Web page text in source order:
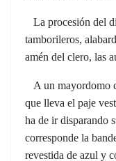
La procesión del
tamborileros,
amén del clero, las
A un mayordomo
que lleva el paje
ha de ir disparando
corresponde la
revestida de azul y